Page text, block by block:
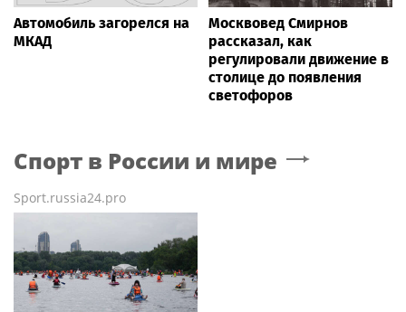
Автомобиль загорелся на
МКАД
Москвовед Смирнов
рассказал, как
регулировали движение в
столице до появления
светофоров
Спорт в России и мире
Sport.russia24.pro